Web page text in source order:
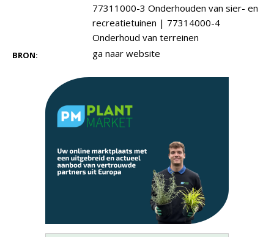
77311000-3 Onderhouden van sier- en
recreatietuinen | 77314000-4
Onderhoud van terreinen
BRON: ga naar website